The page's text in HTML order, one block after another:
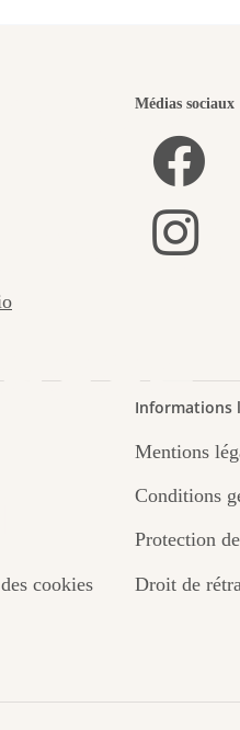
vers
Médias sociaux
cookies
Informations
Mentions
Conditions
Protection
Droit de